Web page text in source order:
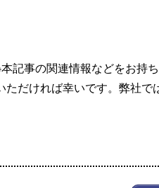
記事の関連情報などをお持
ただければ幸いです。弊社で